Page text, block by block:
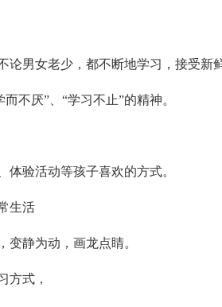
男女老少，都不断地学习，接受新
不厌”、“学习不止”的精神。
验活动等孩子喜欢的方式。
生活
变静为动，画龙点睛。
方式，